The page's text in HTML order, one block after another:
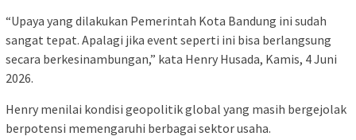
“Upaya yang dilakukan Pemerintah Kota Bandung ini sudah
sangat tepat. Apalagi jika event seperti ini bisa berlangsung
secara berkesinambungan,” kata Henry Husada, Kamis, 4 Juni
2026.
Henry menilai kondisi geopolitik global yang masih bergejolak
berpotensi memengaruhi berbagai sektor usaha.